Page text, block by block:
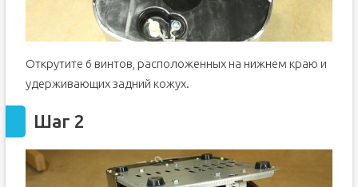
Открутите 6 винтов, расположенных на нижнем краю и
удерживающих задний кожух.
Шаг 2